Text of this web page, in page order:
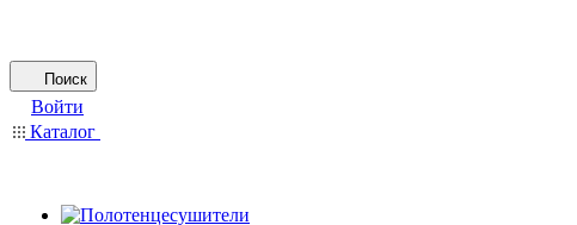
Поиск
Войти
Каталог